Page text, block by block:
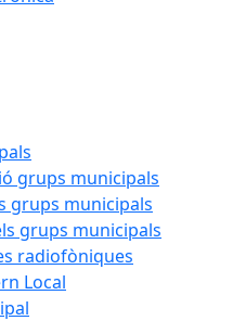
grups municipals
grups municipals
grups municipals
radiofòniques
Local